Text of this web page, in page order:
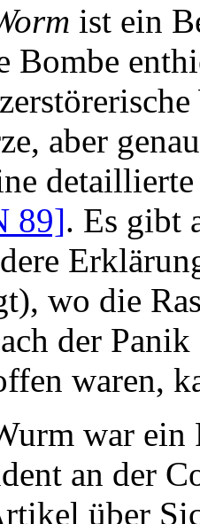
ist ein
Bombe
aber
89]. Es gibt
wo die
der
waren,
war ein
an der
über